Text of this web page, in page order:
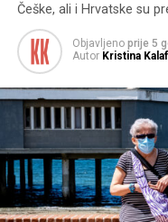
Češke, ali i Hrvatske su
Objavljeno prije 5
Autor Kristina